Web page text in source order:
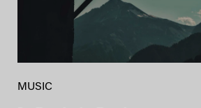
MUSIC